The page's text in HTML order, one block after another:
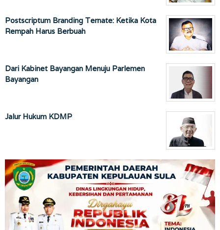
Postscriptum Branding Ternate: Ketika Kota
Rempah Harus Berbuah
Dari Kabinet Bayangan Menuju Parlemen
Bayangan
Jalur Hukum KDMP